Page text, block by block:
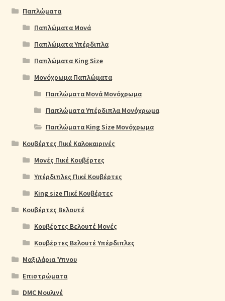
Παπλώματα
Παπλώματα Μονά
Παπλώματα Υπέρδιπλα
Παπλώματα King Size
Μονόχρωμα Παπλώματα
Παπλώματα Μονά Μονόχρωμα
Παπλώματα Υπέρδιπλα Μονόχρωμα
Παπλώματα King Size Μονόχρωμα
Κουβέρτες Πικέ Καλοκαιρινές
Μονές Πικέ Κουβέρτες
Υπέρδιπλες Πικέ Κουβέρτες
King size Πικέ Κουβέρτες
Κουβέρτες Βελουτέ
Κουβέρτες Βελουτέ Μονές
Κουβέρτες Βελουτέ Υπέρδιπλες
Μαξιλάρια Ύπνου
Επιστρώματα
DMC Μουλινέ